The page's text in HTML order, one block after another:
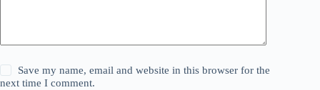
Save my name, email and website in this browser for the
next time I comment.